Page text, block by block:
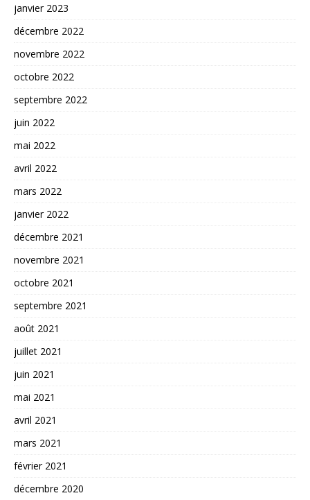
janvier 2023
décembre 2022
novembre 2022
octobre 2022
septembre 2022
juin 2022
mai 2022
avril 2022
mars 2022
janvier 2022
décembre 2021
novembre 2021
octobre 2021
septembre 2021
août 2021
juillet 2021
juin 2021
mai 2021
avril 2021
mars 2021
février 2021
décembre 2020